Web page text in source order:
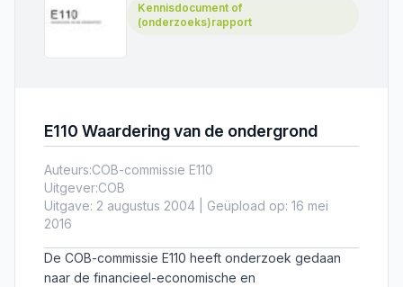
Kennisdocument of
(onderzoeks)rapport
E110 Waardering van de ondergrond
Auteurs:COB-commissie E110
Uitgever:COB
Uitgave: 2 augustus 2004 | Geüpload op: 16 mei
2016
De COB-commissie E110 heeft onderzoek gedaan
naar de financieel-economische en